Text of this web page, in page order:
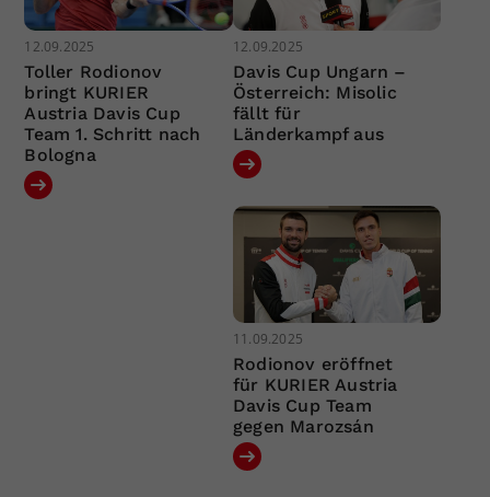
12.09.2025
Toller Rodionov
bringt KURIER
Austria Davis Cup
Team 1. Schritt nach
Bologna
12.09.2025
Davis Cup Ungarn –
Österreich: Misolic
fällt für
Länderkampf aus
11.09.2025
Rodionov eröffnet
für KURIER Austria
Davis Cup Team
gegen Marozsán